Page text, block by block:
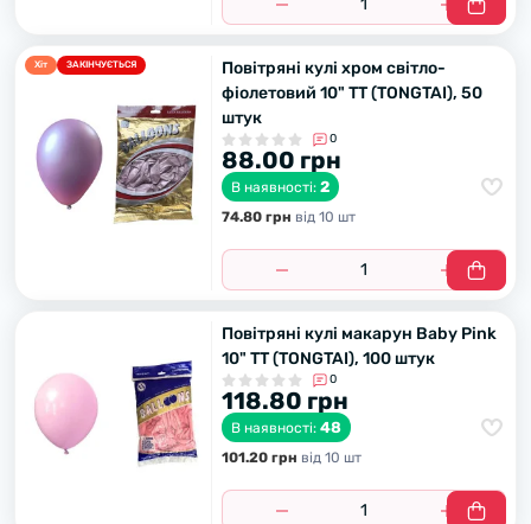
Хiт ЗАКІНЧУЄТЬСЯ
Повітряні кулі хром світло-
фіолетовий 10" TT (TONGTAI), 50
штук
0
88.00 грн
В наявності: 2
74.80 грн вiд 10 шт
Повітряні кулі макарун Baby Pink
10" TT (TONGTAI), 100 штук
0
118.80 грн
В наявності: 48
101.20 грн вiд 10 шт